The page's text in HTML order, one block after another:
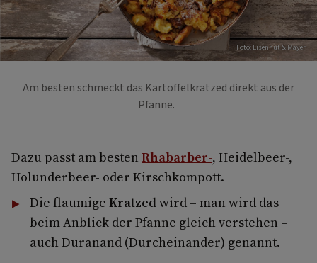
Foto: Eisenhut & Mayer
Am besten schmeckt das Kartoffelkratzed direkt aus der
Pfanne.
Dazu passt am besten Rhabarber-, Heidelbeer-,
Holunderbeer- oder Kirschkompott.
Die flaumige Kratzedwird – man wird das
beim Anblick der Pfanne gleich verstehen –
auch Duranand (Durcheinander) genannt.